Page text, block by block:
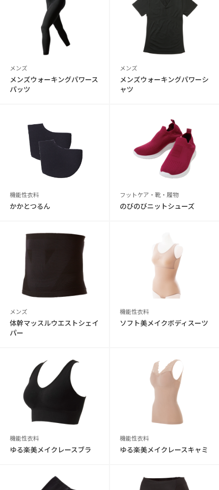
メンズ
メンズウォーキングパワース
パッツ
メンズ
メンズウォーキングパワーシ
ャツ
機能性衣料
かかとつるん
フットケア・靴・履物
のびのびニットシューズ
メンズ
体幹マッスルウエストシェイ
パー
機能性衣料
ソフト美メイクボディスーツ
機能性衣料
ゆる楽美メイクレースブラ
機能性衣料
ゆる楽美メイクレースキャミ